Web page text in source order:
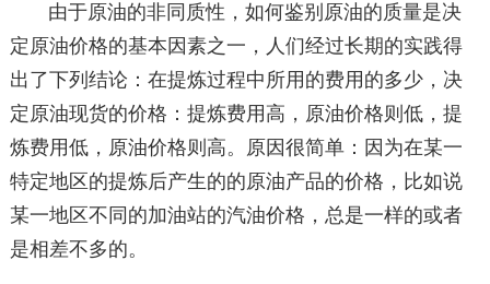
由于原油的非同质性，如何鉴别原油的质量是决
定原油价格的基本因素之一，人们经过长期的实践得
出了下列结论：在提炼过程中所用的费用的多少，决
定原油现货的价格：提炼费用高，原油价格则低，提
炼费用低，原油价格则高。原因很简单：因为在某一
特定地区的提炼后产生的的原油产品的价格，比如说
某一地区不同的加油站的汽油价格，总是一样的或者
是相差不多的。